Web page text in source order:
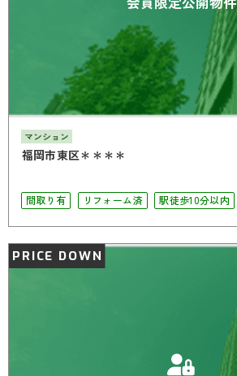
マンション
福岡市東区＊＊＊＊
間取り有
リフォーム済 駅徒歩10分以内
PRICE DOWN